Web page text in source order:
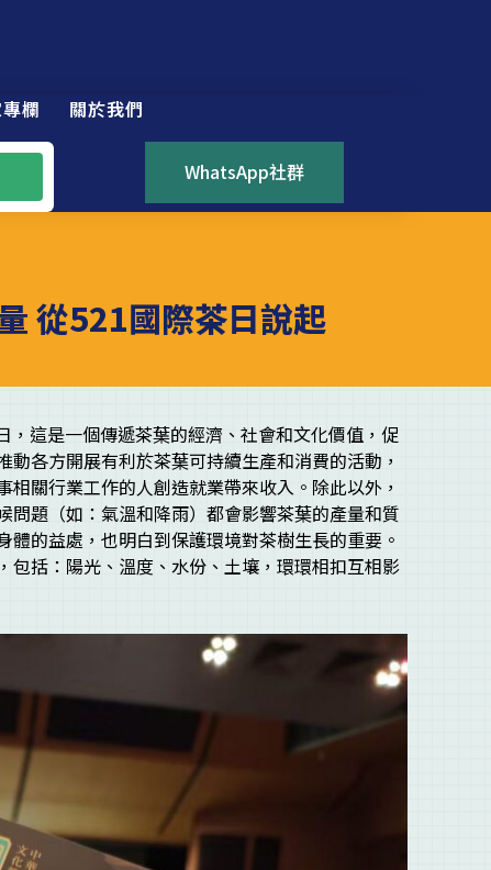
欄 關於我們
WhatsApp社群
從521國際茶日說起
這是一個傳遞茶葉的經濟、社會和文化價值，促
各方開展有利於茶葉可持續生產和消費的活動，
關行業工作的人創造就業帶來收入。除此以外，
題（如：氣溫和降雨）都會影響茶葉的產量和質
的益處，也明白到保護環境對茶樹生長的重要。
包括：陽光、溫度、水份、土壤，環環相扣互相影